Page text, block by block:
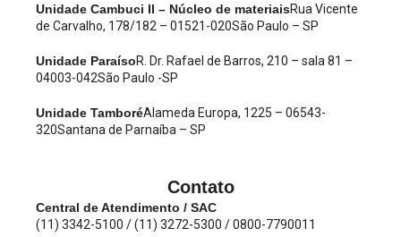
Unidade Cambuci II – Núcleo de materiaisRua Vicente
de Carvalho, 178/182 – 01521-020São Paulo – SP
Unidade ParaísoR. Dr. Rafael de Barros, 210 – sala 81 –
04003-042São Paulo -SP
Unidade TamboréAlameda Europa, 1225 – 06543-
320Santana de Parnaíba – SP
Contato
Central de Atendimento / SAC
(11) 3342-5100 / (11) 3272-5300 / 0800-7790011